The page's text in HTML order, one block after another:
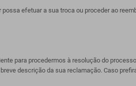
efetuar a sua troca ou proceder ao
para procedermos à resolução do
descrição da sua reclamação. Caso